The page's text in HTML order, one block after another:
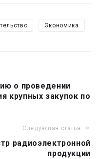
Экономика
о проведении
крупных закупок по
Следующая статья
радиоэлектронной
продукции